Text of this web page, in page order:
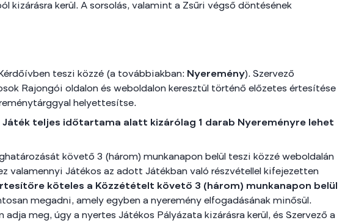
kizárásra kerül. A sorsolás, valamint a Zsűri végső döntésének
teszi közzé (a továbbiakban: Nyeremény). Szervező
Rajongói oldalon és weboldalon keresztül történő előzetes értesítése
helyettesítse.
teljes időtartama alatt kizárólag 1 darab Nyereményre lehet
követő 3 (három) munkanapon belül teszi közzé weboldalán
valamennyi Játékos az adott Játékban való részvétellel kifejezetten
köteles a Közzétételt követő 3 (három) munkanapon belül
megadni, amely egyben a nyeremény elfogadásának minősül.
meg, úgy a nyertes Játékos Pályázata kizárásra kerül, és Szervező a